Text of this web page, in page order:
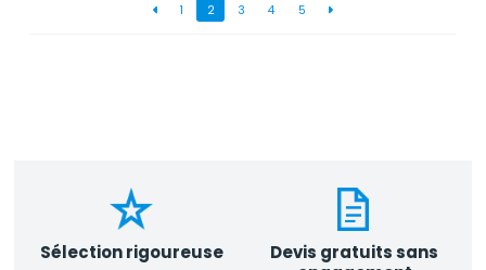
1 2 3 4 5
Sélection rigoureuse
Devis gratuits sans